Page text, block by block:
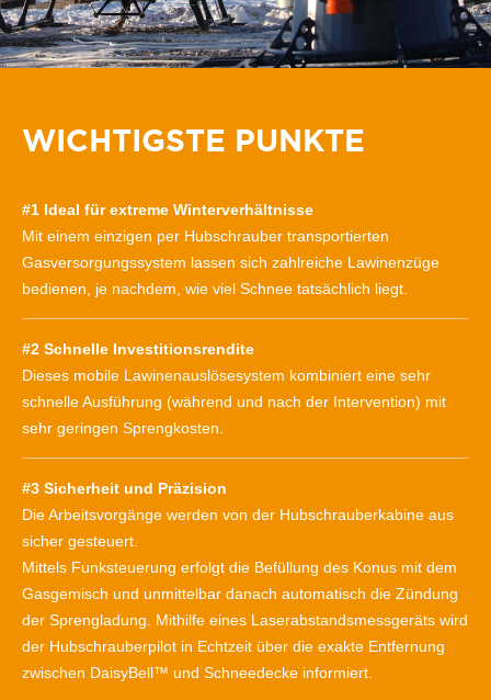
WICHTIGSTE PUNKTE
#1 Ideal für extreme Winterverhältnisse
Mit einem einzigen per Hubschrauber transportierten
Gasversorgungssystem lassen sich zahlreiche Lawinenzüge
bedienen, je nachdem, wie viel Schnee tatsächlich liegt.
#2 Schnelle Investitionsrendite
Dieses mobile Lawinenauslösesystem kombiniert eine sehr
schnelle Ausführung (während und nach der Intervention) mit
sehr geringen Sprengkosten.
#3 Sicherheit und Präzision
Die Arbeitsvorgänge werden von der Hubschrauberkabine aus
sicher gesteuert.
Mittels Funksteuerung erfolgt die Befüllung des Konus mit dem
Gasgemisch und unmittelbar danach automatisch die Zündung
der Sprengladung. Mithilfe eines Laserabstandsmessgeräts wird
der Hubschrauberpilot in Echtzeit über die exakte Entfernung
zwischen DaisyBell™ und Schneedecke informiert.